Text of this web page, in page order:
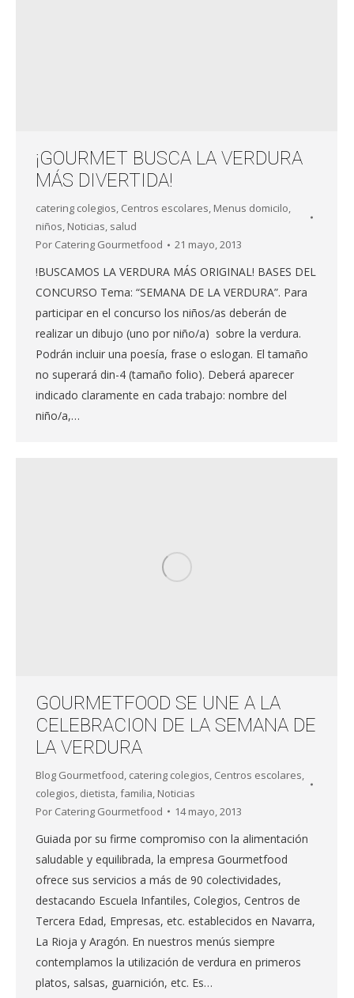
¡GOURMET BUSCA LA VERDURA
MÁS DIVERTIDA!
catering colegios, Centros escolares, Menus domicilo,
niños, Noticias, salud
Por Catering Gourmetfood 21 mayo, 2013
!BUSCAMOS LA VERDURA MÁS ORIGINAL! BASES DEL
CONCURSO Tema: “SEMANA DE LA VERDURA”. Para
participar en el concurso los niños/as deberán de
realizar un dibujo (uno por niño/a) sobre la verdura.
Podrán incluir una poesía, frase o eslogan. El tamaño
no superará din-4 (tamaño folio). Deberá aparecer
indicado claramente en cada trabajo: nombre del
niño/a,…
GOURMETFOOD SE UNE A LA
CELEBRACION DE LA SEMANA DE
LA VERDURA
Blog Gourmetfood, catering colegios, Centros escolares,
colegios, dietista,familia, Noticias
Por Catering Gourmetfood 14 mayo, 2013
Guiada por su firme compromiso con la alimentación
saludable y equilibrada, la empresa Gourmetfood
ofrece sus servicios a más de 90 colectividades,
destacando Escuela Infantiles, Colegios, Centros de
Tercera Edad, Empresas, etc. establecidos en Navarra,
La Rioja y Aragón. En nuestros menús siempre
contemplamos la utilización de verdura en primeros
platos, salsas, guarnición, etc. Es…